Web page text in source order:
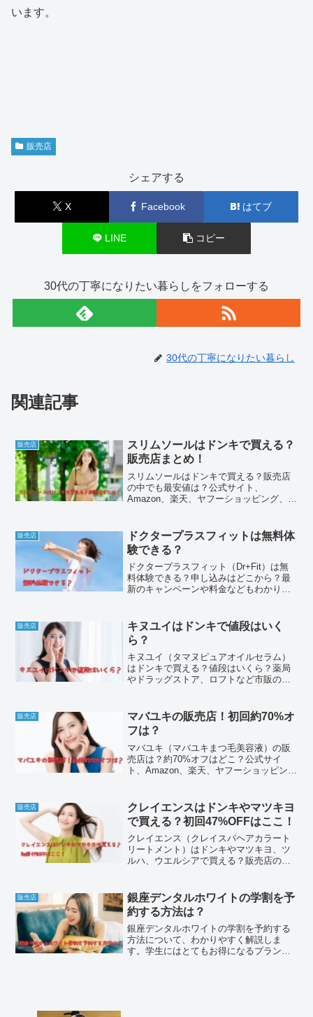
います。
販売店
シェアする
X Facebook はてブ
LINE コピー
30代の丁寧になりたい暮らしをフォローする
30代の丁寧になりたい暮らし
関連記事
販売店
スリムソールはドンキで買える？
販売店まとめ！
スリムソールはドンキで買える？販売店
の中でも最安値は？公式サイト、
Amazon、楽天、ヤフーショッピング、
ア、ロフト、イオンなど市販の店舗もリ
サーチしています。解約やマイページへ
のログイン、口コミやデメリットなども
詳しくまとめてみました。
販売店
ドクタープラスフィットは無料体
験できる？
ドクタープラスフィット（Dr+Fit）は無
料体験できる？申し込みはどこから？最
新のキャンペーンや料金などもわかりや
退会、プロテインなど気になるポイント
をまとめてみました。
販売店
キヌユイはドンキで値段はいく
ら？
キヌユイ（タマヌピュアオイルセラム）
はドンキで買える？値段はいくら？薬局
やドラッグストア、ロフトなど市販の店
メショッピングなど通販も含めて、お得
な購入方法をリサーチしてみました。解
約できない？マイページからできる？口
コミ評判などもまとめています。
販売店
マバユキの販売店！初回約70%オ
フは？
マバユキ（マバユキまつ毛美容液）の販
売店は？約70%オフはどこ？公式サイ
ト、Amazon、楽天、ヤフーショッピン
市販の店舗まで。値段を比べて安い取扱
店を見つけてみました。解約、マイペー
ジにログインする方法、口コミやデメリ
ットなどもわかりやすくまとめていま
す。
販売店
クレイエンスはドンキやマツキヨ
で買える？初回47%OFFはここ！
クレイエンス（クレイスパヘアカラート
リートメント）はドンキやマツキヨ、ツ
ルハ、ウエルシアで買える？販売店の中
公式サイト、Amazon、楽天、ヤフーショ
ッピング、Qoo10など通販サイトまで。
値段を比べて最安値を見つけてみまし
た。解約やマイページにログインする方
法、口コミやデメリットなども詳しくま
とめています。
販売店
銀座デンタルホワイトの学割を予
約する方法は？
銀座デンタルホワイトの学割を予約する
方法について、わかりやすく解説しま
す。学生にはとてもお得になるプランな